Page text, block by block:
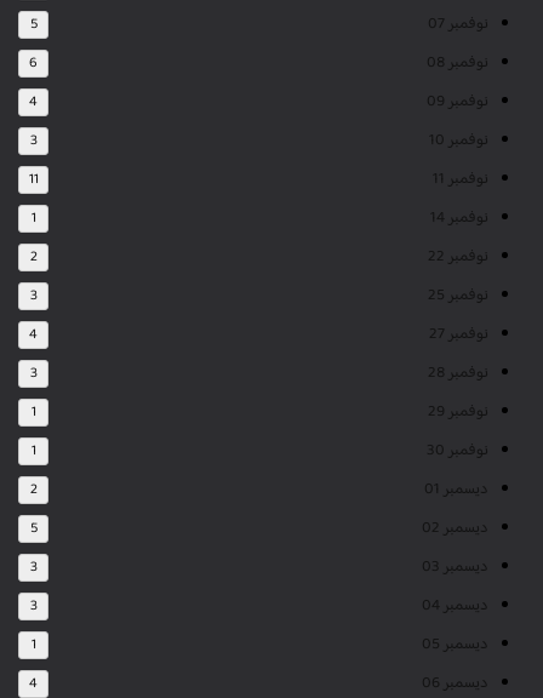
نوفمبر 07 5
نوفمبر 08 6
نوفمبر 09 4
نوفمبر 10 3
نوفمبر 11 11
نوفمبر 14 1
نوفمبر 22 2
نوفمبر 25 3
نوفمبر 27 4
نوفمبر 28 3
نوفمبر 29 1
نوفمبر 30 1
ديسمبر 01 2
ديسمبر 02 5
ديسمبر 03 3
ديسمبر 04 3
ديسمبر 05 1
ديسمبر 06 4